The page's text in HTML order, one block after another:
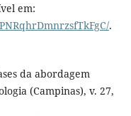
em:
.
da abordagem
(Campinas), v. 27,